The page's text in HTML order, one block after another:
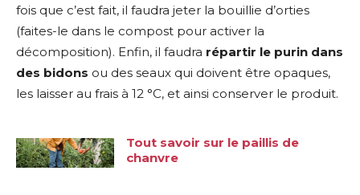
fois que c’est fait, il faudra jeter la bouillie d’orties
(faites-le dans le compost pour activer la
décomposition). Enfin, il faudra répartir le purin dans
des bidons ou des seaux qui doivent être opaques,
les laisser au frais à 12 °C, et ainsi conserver le produit.
Tout savoir sur le paillis de
chanvre